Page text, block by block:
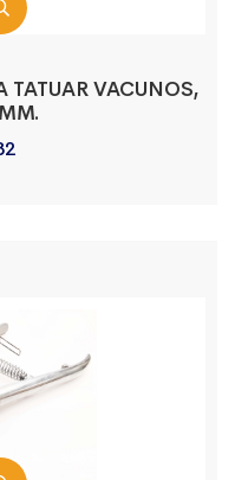
TATUAR VACUNOS,